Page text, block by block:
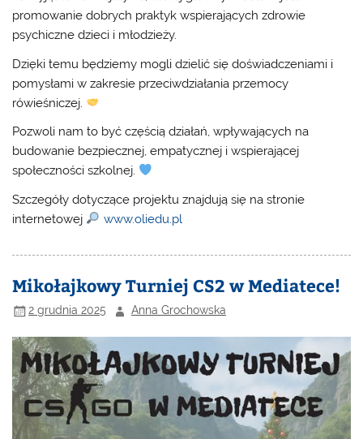
promowanie dobrych praktyk wspierających zdrowie
psychiczne dzieci i młodzieży.
Dzięki temu będziemy mogli dzielić się doświadczeniami i
pomysłami w zakresie przeciwdziałania przemocy
rówieśniczej.
Pozwoli nam to być częścią działań, wpływających na
budowanie bezpiecznej, empatycznej i wspierającej
społeczności szkolnej.
Szczegóły dotyczące projektu znajdują się na stronie
internetowej
www.oliedu.pl
Mikołajkowy Turniej CS2 w Mediatece!
2 grudnia 2025 Anna Grochowska